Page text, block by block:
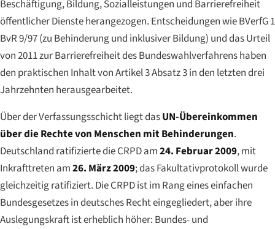
Beschäftigung, Bildung, Sozialleistungen und Barrierefreiheit
öffentlicher Dienste herangezogen. Entscheidungen wie BVerfG 1
BvR 9/97 (zu Behinderung und inklusiver Bildung) und das Urteil
von 2011 zur Barrierefreiheit des Bundeswahlverfahrens haben
den praktischen Inhalt von Artikel 3 Absatz 3 in den letzten drei
Jahrzehnten herausgearbeitet.
Über der Verfassungsschicht liegt dasUN-Übereinkommen
über die Rechte von Menschen mit Behinderungen.
Deutschland ratifizierte die CRPD am24. Februar 2009, mit
Inkrafttreten am26. März 2009; das Fakultativprotokoll wurde
gleichzeitig ratifiziert. Die CRPD ist im Rang eines einfachen
Bundesgesetzes in deutsches Recht eingegliedert, aber ihre
Auslegungskraft ist erheblich höher: Bundes- und